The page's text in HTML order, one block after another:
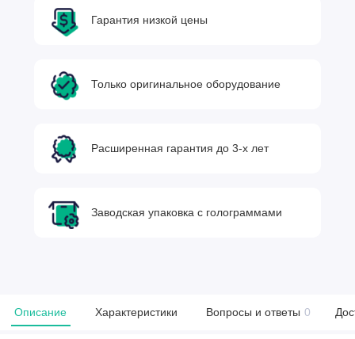
Гарантия низкой цены
Только оригинальное оборудование
Расширенная гарантия до 3-х лет
Заводская упаковка с голограммами
Описание Характеристики Вопросы и ответы 0